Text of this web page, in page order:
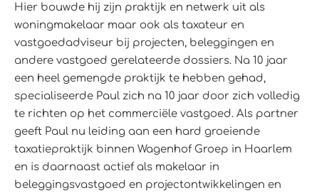
Hier bouwde hij zijn praktijk en netwerk uit als
woningmakelaar maar ook als taxateur en
vastgoedadviseur bij projecten, beleggingen en
andere vastgoed gerelateerde dossiers. Na 10 jaar
een heel gemengde praktijk te hebben gehad,
specialiseerde Paul zich na 10 jaar door zich volledig
te richten op het commerciële vastgoed. Als partner
geeft Paul nu leiding aan een hard groeiende
taxatiepraktijk binnen Wagenhof Groep in Haarlem
en is daarnaast actief als makelaar in
beleggingsvastgoed en projectontwikkelingen en